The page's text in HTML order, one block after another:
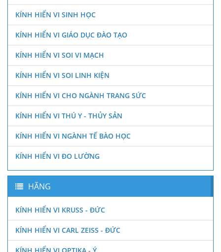
KÍNH HIỂN VI SINH HỌC
KÍNH HIỂN VI GIÁO DỤC ĐÀO TẠO
KÍNH HIỂN VI SOI VI MẠCH
KÍNH HIỂN VI SOI LINH KIỆN
KÍNH HIỂN VI CHO NGÀNH TRANG SỨC
KÍNH HIỂN VI THÚ Y - THỦY SẢN
KÍNH HIỂN VI NGÀNH TẾ BÀO HỌC
KÍNH HIỂN VI ĐO LƯỜNG
HÃNG
KÍNH HIỂN VI KRUSS - ĐỨC
KÍNH HIỂN VI CARL ZEISS - ĐỨC